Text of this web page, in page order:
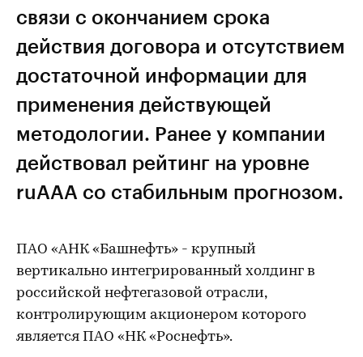
связи с окончанием срока
действия договора и отсутствием
достаточной информации для
применения действующей
методологии. Ранее у компании
действовал рейтинг на уровне
ruААА со стабильным прогнозом.
ПАО «АНК «Башнефть» - крупный
вертикально интегрированный холдинг в
российской нефтегазовой отрасли,
контролирующим акционером которого
является ПАО «НК «Роснефть».